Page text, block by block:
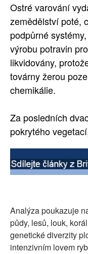
Ostré varování
zemědělství poté,
podpůrné
výrobu potravin
likvidovány,
továrny žerou
chemikálie.
Za posledních
pokrytého
Analýza poukazuje
půdy, lesů, louk,
genetické diverzity
intenzivním lovem